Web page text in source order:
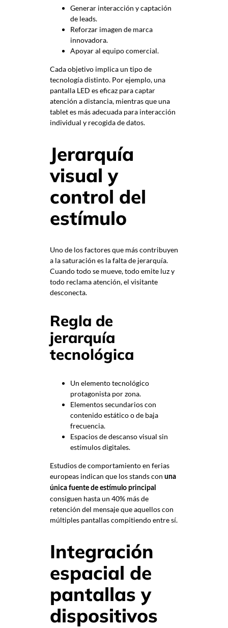
Generar interacción y captación
de leads.
Reforzar imagen de marca
innovadora.
Apoyar al equipo comercial.
Cada objetivo implica un tipo de
tecnología distinto. Por ejemplo, una
pantalla LED es eficaz para captar
atención a distancia, mientras que una
tablet es más adecuada para interacción
individual y recogida de datos.
Jerarquía
visual y
control del
estímulo
Uno de los factores que más contribuyen
a la saturación es la falta de jerarquía.
Cuando todo se mueve, todo emite luz y
todo reclama atención, el visitante
desconecta.
Regla de
jerarquía
tecnológica
Un elemento tecnológico
protagonista por zona.
Elementos secundarios con
contenido estático o de baja
frecuencia.
Espacios de descanso visual sin
estímulos digitales.
Estudios de comportamiento en ferias
europeas indican que los stands con una
única fuente de estímulo principal
consiguen hasta un 40% más de
retención del mensaje que aquellos con
múltiples pantallas compitiendo entre sí.
Integración
espacial de
pantallas y
dispositivos